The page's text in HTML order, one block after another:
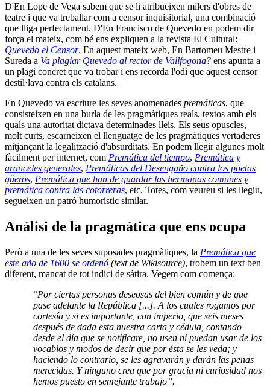
D'En Lope de Vega sabem que se li atribueixen milers d'obres de
teatre i que va treballar com a censor inquisitorial, una combinació
que lliga perfectament. D'En Francisco de Quevedo en podem dir
força el mateix, com bé ens expliquen a la revista El Cultural:
Quevedo el Censor. En aquest mateix web, En Bartomeu Mestre i
Sureda a Va plagiar Quevedo al rector de Vallfogona? ens apunta a
un plagi concret que va trobar i ens recorda l'odi que aquest censor
destil·lava contra els catalans.
En Quevedo va escriure les seves anomenades premáticas, que
consisteixen en una burla de les pragmàtiques reals, textos amb els
quals una autoritat dictava determinades lleis. Els seus opuscles,
molt curts, escarneixen el llenguatge de les pragmàtiques vertaderes
mitjançant la legalització d'absurditats. En podem llegir algunes molt
fàcilment per internet, com Premática del tiempo, Premática y
aranceles generales, Premáticas del Desengaño contra los poetas
güeros, Premática que han de guardar las hermanas comunes y
premática contra las cotorreras, etc. Totes, com veureu si les llegiu,
segueixen un patró humorístic similar.
Anàlisi de la pragmàtica que ens ocupa
Però a una de les seves suposades pragmàtiques, la Premática que
este año de 1600 se ordenó (text de Wikisource), trobem un text ben
diferent, mancat de tot indici de sàtira. Vegem com comença:
“Por ciertas personas deseosas del bien común y de que
pase adelante la República [...]. A los cuales rogamos por
cortesía y si es importante, con imperio, que seis meses
después de dada esta nuestra carta y cédula, contando
desde el día que se notificare, no usen ni puedan usar de los
vocablos y modos de decir que por ésta se les veda; y
haciendo lo contrario, se les agravarán y darán las penas
merecidas. Y ninguno crea que por gracia ni curiosidad nos
hemos puesto en semejante trabajo”.